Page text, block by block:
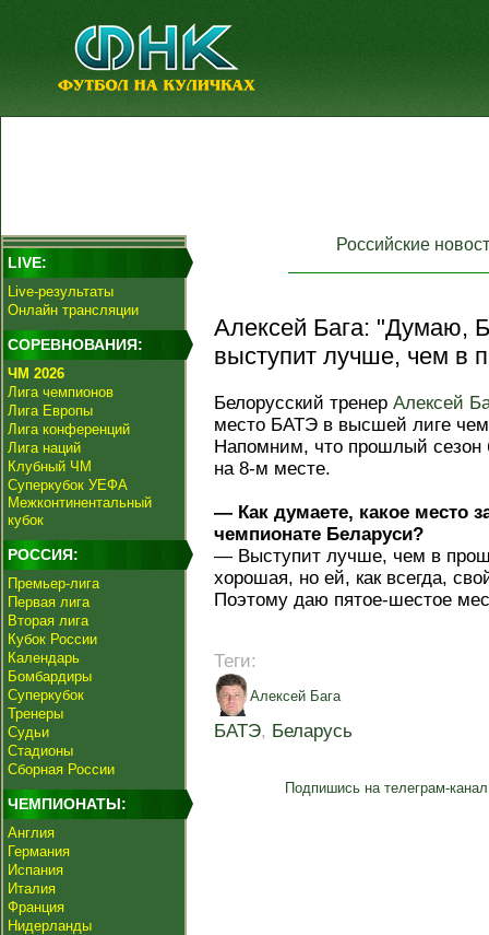
LIVE:
Live-результаты
Онлайн трансляции
СОРЕВНОВАНИЯ:
ЧМ 2026
Лига чемпионов
Лига Европы
Лига конференций
Лига наций
Клубный ЧМ
Суперкубок УЕФА
Межконтинентальный
кубок
РОССИЯ:
Премьер-лига
Первая лига
Вторая лига
Кубок России
Календарь
Бомбардиры
Суперкубок
Тренеры
Судьи
Стадионы
Сборная России
ЧЕМПИОНАТЫ:
Англия
Германия
Испания
Италия
Франция
Нидерланды
Российские
Алексей Бага: "Думаю,
выступит лучше, чем в
Белорусский тренер Алексей
место БАТЭ в высшей лиге
Напомним, что прошлый сезон
на 8-м месте.
— Как думаете, какое место
чемпионате Беларуси?
— Выступит лучше, чем в
хорошая, но ей, как всегда,
Поэтому даю пятое-шестое
Теги:
Алексей Бага
БАТЭ, Беларусь
Подпишись на телеграм-